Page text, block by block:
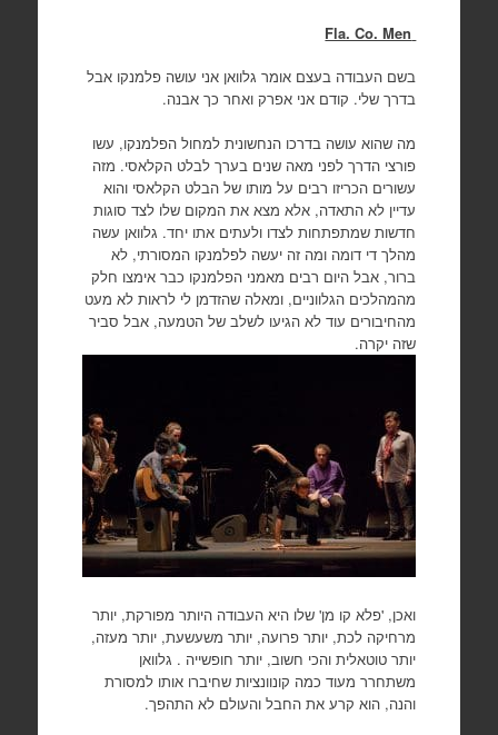
Fla. Co. Men
בשם העבודה בעצם אומר גלוואן אני עושה פלמנקו אבל
בדרך שלי. קודם אני אפרק ואחר כך אבנה.
מה שהוא עושה בדרכו הנחשונית למחול הפלמנקו, עשו
פורצי הדרך לפני מאה שנים בערך לבלט הקלאסי. מזה
עשורים הכריזו רבים על מותו של הבלט הקלאסי והוא
עדיין לא התאדה, אלא מצא את המקום שלו לצד סוגות
חדשות שמתפתחות לצדו ולעתים אתו יחד. גלוואן עשה
מהלך די דומה ומה זה יעשה לפלמנקו המסורתי, לא
ברור, אבל היום רבים מאמני הפלמנקו כבר אימצו חלק
מהמהלכים הגלווניים, ומאלה שהזדמן לי לראות לא מעט
מהחיבורים עוד לא הגיעו לשלב של הטמעה, אבל סביר
שזה יקרה.
ואכן, 'פלא קו מן' שלו היא העבודה היותר מפורקת, יותר
מרחיקה לכת, יותר פרועה, יותר משעשעת, יותר מעזה,
יותר טוטאלית והכי חשוב, יותר חופשייה . גלוואן
משתחרר מעוד כמה קונוונציות שחיברו אותו למסורת
והנה, הוא קרע את החבל והעולם לא התהפך.